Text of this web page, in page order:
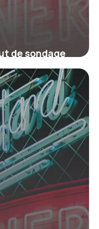
de sondage